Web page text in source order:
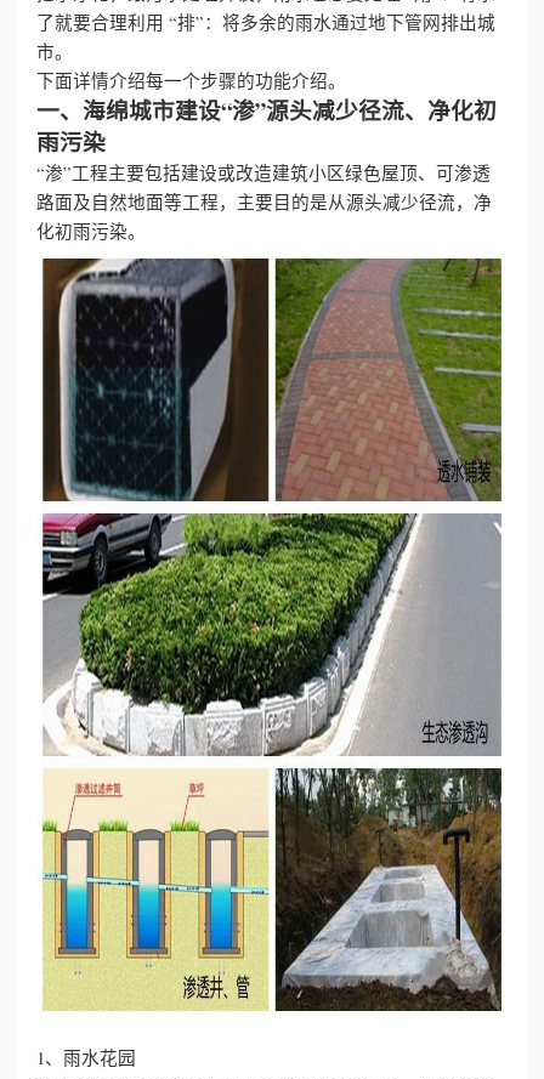
了就要合理利用 “排”：将多余的雨水通过地下管网排出城
市。
下面详情介绍每一个步骤的功能介绍。
一、海绵城市建设“渗”源头减少径流、净化初
雨污染
“渗”工程主要包括建设或改造建筑小区绿色屋顶、可渗透
路面及自然地面等工程，主要目的是从源头减少径流，净
化初雨污染。
1、雨水花园